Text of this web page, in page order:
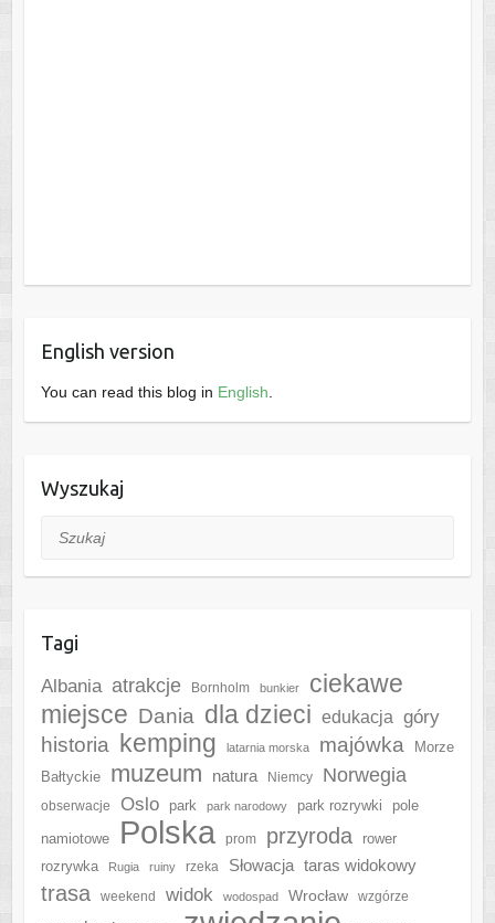
English version
You can read this blog in English
Wyszukaj
Szukaj
Tagi
Albania atrakcje Bornholm bunkier
ciekawe
miejsce Dania dla dzieci edukacja góry
historia kemping latarnia morska majówka
Morze
Bałtyckie
muzeum natura Niemcy Norwegia
obserwacje Oslo park park narodowy park rozrywki
pole
namiotowe
Polska prom przyroda
rower
rozrywka
Rugia ruiny rzeka Słowacja taras widokowy
trasa weekend widok wodospad Wrocław wzgórze